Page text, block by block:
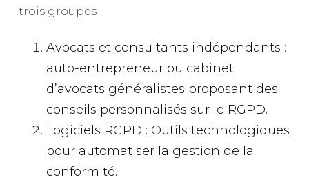
trois groupes
Avocats et consultants indépendants :
auto-entrepreneur ou cabinet
d’avocats généralistes proposant des
conseils personnalisés sur le RGPD.
Logiciels RGPD : Outils technologiques
pour automatiser la gestion de la
conformité.